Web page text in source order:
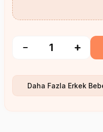
Daha Fazla Erkek